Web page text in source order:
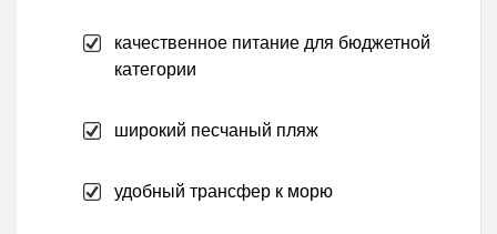
качественное питание для бюджетной
категории
широкий песчаный пляж
удобный трансфер к морю